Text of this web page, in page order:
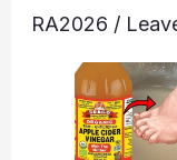
RA2026 /